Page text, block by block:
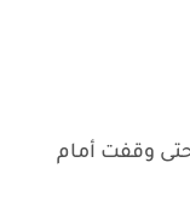
وقفت أمام